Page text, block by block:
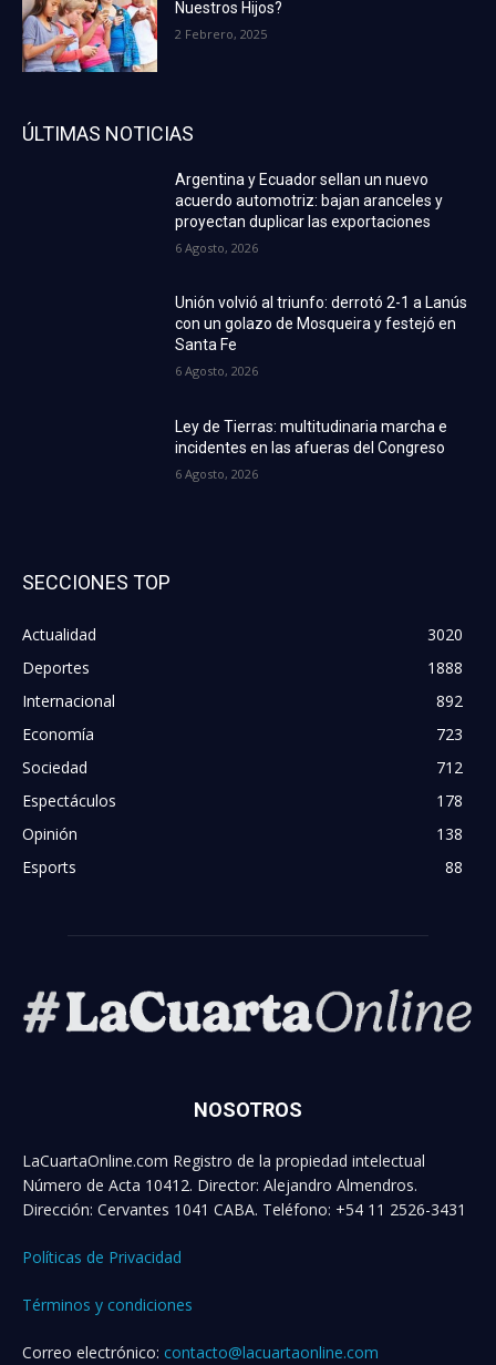
Nuestros Hijos?
2 Febrero, 2025
ÚLTIMAS NOTICIAS
Argentina y Ecuador sellan un nuevo
acuerdo automotriz: bajan aranceles y
proyectan duplicar las exportaciones
6 Agosto, 2026
Unión volvió al triunfo: derrotó 2-1 a Lanús
con un golazo de Mosqueira y festejó en
Santa Fe
6 Agosto, 2026
Ley de Tierras: multitudinaria marcha e
incidentes en las afueras del Congreso
6 Agosto, 2026
SECCIONES TOP
Actualidad
3020
Deportes
1888
Internacional
892
Economía
723
Sociedad
712
Espectáculos
178
Opinión
138
Esports
88
NOSOTROS
LaCuartaOnline.com Registro de la propiedad intelectual
Número de Acta 10412. Director: Alejandro Almendros.
Dirección: Cervantes 1041 CABA. Teléfono: +54 11 2526-3431
Políticas de Privacidad
Términos y condiciones
Correo electrónico: contacto@lacuartaonline.com